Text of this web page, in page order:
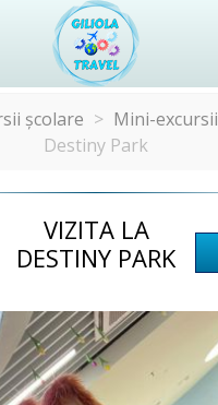
școlare > Mini-excursii
Destiny Park
VIZITA LA
DESTINY PARK